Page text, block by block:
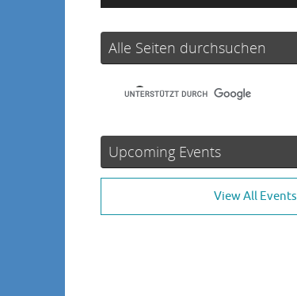
Alle Seiten durchsuchen
Upcoming Events
View All Events